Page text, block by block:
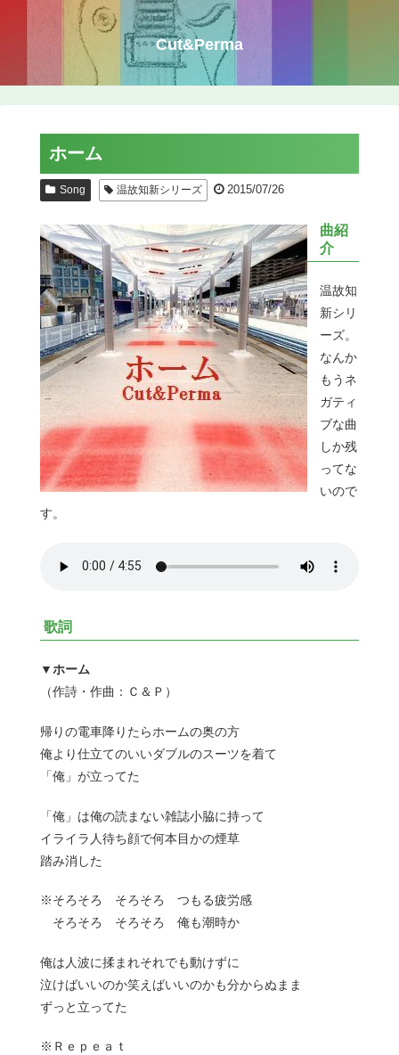
Cut&Perma
ホーム
Song 温故知新シリーズ 2015/07/26
曲紹
介
温故知
新シリ
ーズ。
なんか
もうネ
ガティ
ブな曲
しか残
ってな
いので
す。
歌詞
▼ホーム
（作詩・作曲：Ｃ＆Ｐ）
帰りの電車降りたらホームの奥の方
俺より仕立てのいいダブルのスーツを着て
「俺」が立ってた
「俺」は俺の読まない雑誌小脇に持って
イライラ人待ち顔で何本目かの煙草
踏み消した
※そろそろ そろそろ つもる疲労感
そろそろ そろそろ 俺も潮時か
俺は人波に揉まれそれでも動けずに
泣けばいいのか笑えばいいのかも分からぬまま
ずっと立ってた
※Ｒｅｐｅａｔ